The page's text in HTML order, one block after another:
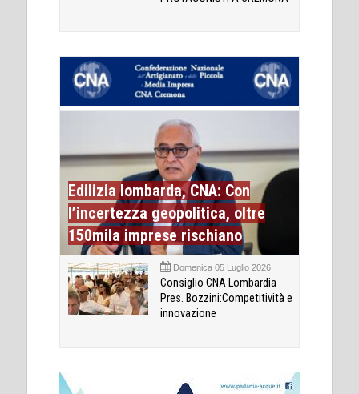
Edilizia lombarda, CNA: Con
l’incertezza geopolitica, oltre
150mila imprese rischiano
Domenica 05 Luglio 2026
Consiglio CNA Lombardia
Pres. Bozzini:Competitività e
innovazione